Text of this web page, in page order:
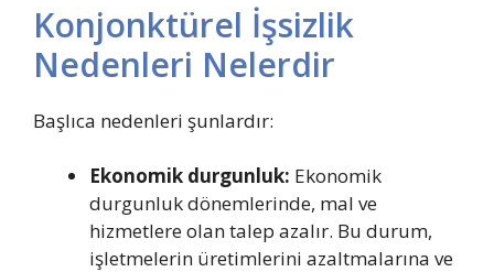
Konjonktürel İşsizlik
Nedenleri Nelerdir
Başlıca nedenleri şunlardır:
Ekonomik durgunluk: Ekonomik
durgunluk dönemlerinde, mal ve
hizmetlere olan talep azalır. Bu durum,
işletmelerin üretimlerini azaltmalarına ve